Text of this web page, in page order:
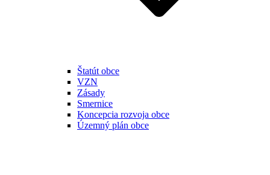
Štatút obce
VZN
Zásady
Smernice
Koncepcia rozvoja obce
Územný plán obce